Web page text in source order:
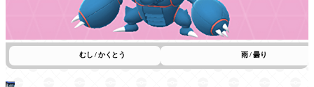
むし / かくとう 雨 / 曇り